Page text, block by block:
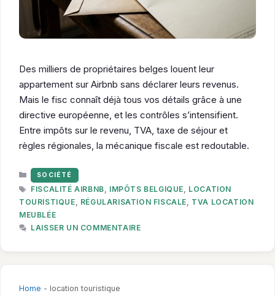
Des milliers de propriétaires belges louent leur
appartement sur Airbnb sans déclarer leurs revenus.
Mais le fisc connaît déjà tous vos détails grâce à une
directive européenne, et les contrôles s’intensifient.
Entre impôts sur le revenu, TVA, taxe de séjour et
règles régionales, la mécanique fiscale est redoutable.
CATÉGORIES
SOCIÉTÉ
ÉTIQUETTES
FISCALITÉ AIRBNB, IMPÔTS BELGIQUE, LOCATION
TOURISTIQUE, RÉGULARISATION FISCALE, TVA LOCATION
MEUBLÉE
LAISSER UN COMMENTAIRE
Home - location touristique